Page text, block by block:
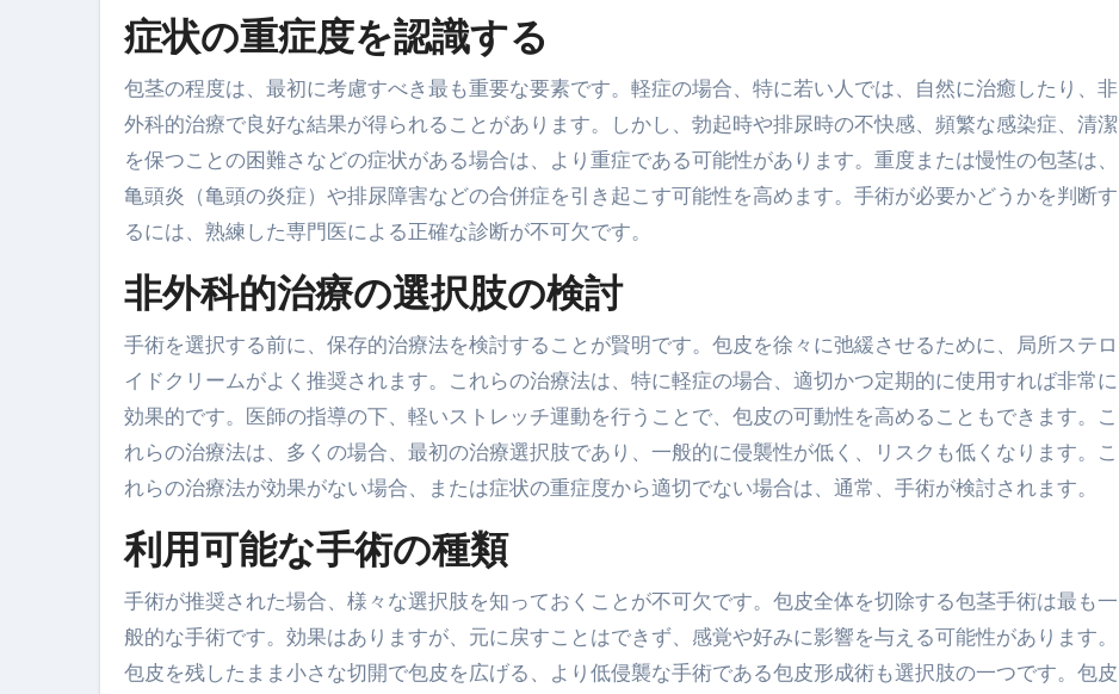
症状の重症度を認識する
包茎の程度は、最初に考慮すべき最も重要な要素です。軽症の場合、特に若い人では、自然に治癒したり、非
外科的治療で良好な結果が得られることがあります。しかし、勃起時や排尿時の不快感、頻繁な感染症、清潔
を保つことの困難さなどの症状がある場合は、より重症である可能性があります。重度または慢性の包茎は、
亀頭炎（亀頭の炎症）や排尿障害などの合併症を引き起こす可能性を高めます。手術が必要かどうかを判断す
るには、熟練した専門医による正確な診断が不可欠です。
非外科的治療の選択肢の検討
手術を選択する前に、保存的治療法を検討することが賢明です。包皮を徐々に弛緩させるために、局所ステロ
イドクリームがよく推奨されます。これらの治療法は、特に軽症の場合、適切かつ定期的に使用すれば非常に
効果的です。医師の指導の下、軽いストレッチ運動を行うことで、包皮の可動性を高めることもできます。こ
れらの治療法は、多くの場合、最初の治療選択肢であり、一般的に侵襲性が低く、リスクも低くなります。こ
れらの治療法が効果がない場合、または症状の重症度から適切でない場合は、通常、手術が検討されます。
利用可能な手術の種類
手術が推奨された場合、様々な選択肢を知っておくことが不可欠です。包皮全体を切除する包茎手術は最も一
般的な手術です。効果はありますが、元に戻すことはできず、感覚や好みに影響を与える可能性があります。
包皮を残したまま小さな切開で包皮を広げる、より低侵襲な手術である包皮形成術も選択肢の一つです。包皮